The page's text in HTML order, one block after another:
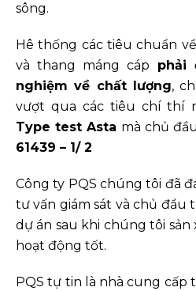
sông.
Hê thống các tiêu chuẩn
và thang máng cáp phải
nghiệm về chất lượng,
vượt qua các tiêu chí thí
Type test Asta mà chủ
61439 – 1/ 2
Công ty PQS chúng tôi đã
tư vấn giám sát và chủ đầu
dự án sau khi chúng tôi
hoạt động tốt.
PQS tự tin là nhà cung cấp